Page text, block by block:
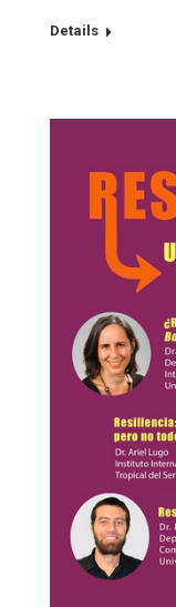
Details